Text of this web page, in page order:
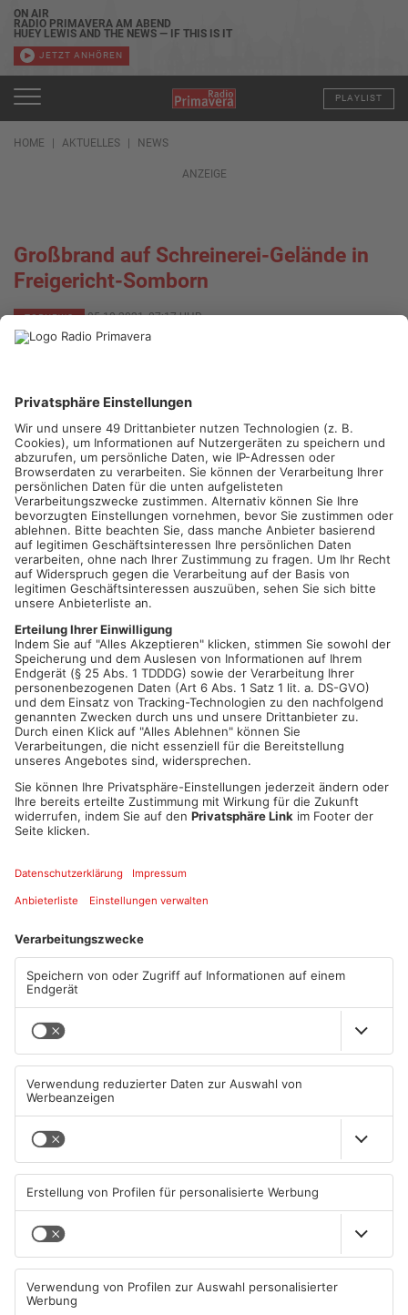
ON AIR
RADIO PRIMAVERA AM ABEND
HUEY LEWIS AND THE NEWS — IF THIS IS IT
JETZT ANHÖREN
PLAYLIST
HOME AKTUELLES NEWS
ANZEIGE
Großbrand auf Schreinerei-Gelände in
Freigericht-Somborn
TOPNEWS 05.10.2021, 07:17 UHR
FREIGERICHT-SOMBORN.Ein Unterstand einer Schreinerei in
der Gondsrother Straße (einstellige Hausnummern) stand am
frühen Dienstagmorgen in Vollbrand. Das Feuer, das um kurz
nach 3 Uhr ausbrach, richtete nach ersten Schätzungen der
Polizei einen Schaden von etwa 50.000 Euro an. In der zirka 15
mal 5 Meter großen Konstruktion befanden sich neben
gelagertem Bauholz auch ein Opel Corsa und ein Anhänger - all
dies fiel ebenfalls den Flammen zum Opfer.
Auch die Außenfassade des Schreinerei-Gebäudes wurde
verrußt. Warum es zu dem Brand kam, ist noch unklar, die
Kriminalpolizei in Gelnhausen ermittelt. Zeugen melden sich
Quelle: Polizei Südosthessen